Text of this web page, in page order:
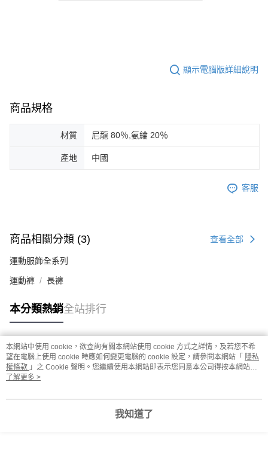
顯示電腦版詳細說明
商品規格
材質 尼龍 80％,氨綸 20％
產地 中國
客服
商品相關分類 (3) 查看全部
運動服飾全系列
運動褲 長褲
本分類熱銷全站排行
熱門標籤
本網站中使用 cookie，欲查詢有關本網站使用 cookie 方式之詳情，及若您不希
望在電腦上使用 cookie 時應如何變更電腦的 cookie 設定，請參閱本網站「 隱私
權條款 」之 Cookie 聲明。您繼續使用本網站即表示您同意本公司得按本網站使
用條款之 Cookie 聲明使用 cookie。
了解更多 >
我知道了